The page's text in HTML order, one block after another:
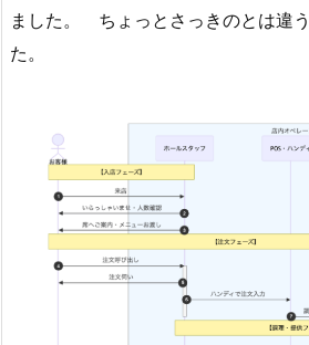
ました。 ちょっとさっきのとは違
た。